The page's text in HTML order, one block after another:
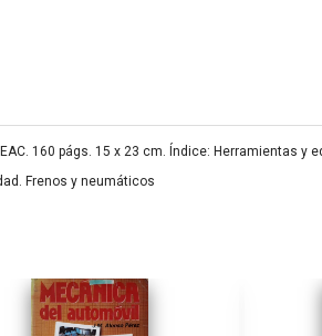
160 págs. 15 x 23 cm. Índice: Herramientas
Frenos y neumáticos